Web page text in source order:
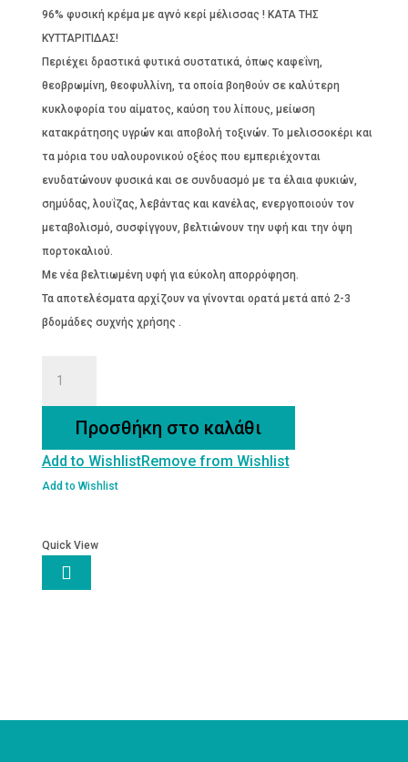
96% φυσική κρέμα με αγνό κερί μέλισσας ! ΚΑΤΑ ΤΗΣ
ΚΥΤΤΑΡΙΤΙΔΑΣ!
Περιέχει δραστικά φυτικά συστατικά, όπως καφεΐνη,
θεοβρωμίνη, θεοφυλλίνη, τα οποία βοηθούν σε καλύτερη
κυκλοφορία του αίματος, καύση του λίπους, μείωση
κατακράτησης υγρών και αποβολή τοξινών. Το μελισσοκέρι και
τα μόρια του υαλουρονικού οξέος που εμπεριέχονται
ενυδατώνουν φυσικά και σε συνδυασμό με τα έλαια φυκιών,
σημύδας, λουΐζας, λεβάντας και κανέλας, ενεργοποιούν τον
μεταβολισμό, συσφίγγουν, βελτιώνουν την υφή και την όψη
πορτοκαλιού.
Με νέα βελτιωμένη υφή για εύκολη απορρόφηση.
Τα αποτελέσματα αρχίζουν να γίνονται ορατά μετά από 2-3
βδομάδες συχνής χρήσης .
Προσθήκη στο καλάθι
Add to WishlistRemove from Wishlist
Add to Wishlist
Quick View
